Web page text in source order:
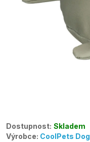
Dostupnost: Skladem
Výrobce: CoolPets Dog